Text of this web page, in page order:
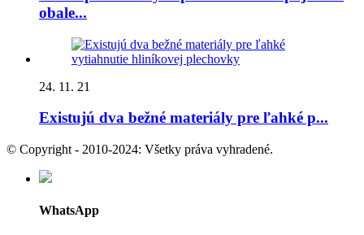
obale...
24. 11. 21
Existujú dva bežné materiály pre ľahké p...
© Copyright - 2010-2024: Všetky práva vyhradené.
WhatsApp